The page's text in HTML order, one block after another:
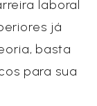
laboral
já
basta
para sua